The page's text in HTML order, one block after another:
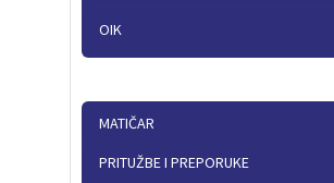
OIK
MATIČAR
PRITUŽBE I PREPORUKE